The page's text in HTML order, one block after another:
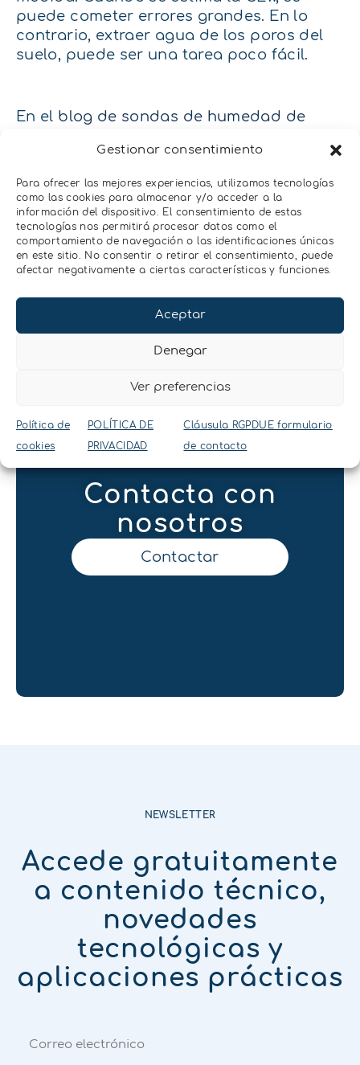
Gestionar consentimiento
Para ofrecer las mejores experiencias, utilizamos tecnologías
como las cookies para almacenar y/o acceder a la
información del dispositivo. El consentimiento de estas
tecnologías nos permitirá procesar datos como el
comportamiento de navegación o las identificaciones únicas
en este sitio. No consentir o retirar el consentimiento, puede
afectar negativamente a ciertas características y funciones.
Aceptar
Denegar
Ver preferencias
Política de
cookies
POLÍTICA DE
PRIVACIDAD
Cláusula RGPDUE formulario
de contacto
puede cometer errores grandes. En lo
contrario, extraer agua de los poros del
suelo, puede ser una tarea poco fácil.
En el blog de sondas de humedad de
información de cómo medir la CEw y
cómo interpretar y convertir los distintos
tipos de CE.
En este seminario virtualsiguiente, se
introduce el balance de sales con la
Conductividad Eléctrica y se aclaran
Conductividad Eléctrica.
Esperamos que se de vuestro interés!
Contacta con
nosotros
Contactar
NEWSLETTER
Accede gratuitamente
a contenido técnico,
novedades
tecnológicas y
aplicaciones prácticas